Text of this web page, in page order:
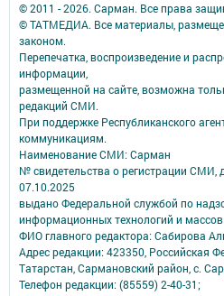
© 2011 - 2026. Сарман. Все права
© ТАТМЕДИА. Все материалы,
законом.
Перепечатка, воспроизведение и
информации,
размещенной на сайте, возможна
редакций СМИ.
При поддержке Республиканского
коммуникациям.
Наименование СМИ: Сарман
№ свидетельства о регистрации
07.10.2025
выдано Федеральной службой по
информационных технологий и
ФИО главного редактора: Сабирова
Адрес редакции: 423350, Российская
Татарстан, Сармановский район, с.
Телефон редакции: (85559) 2-40-31;